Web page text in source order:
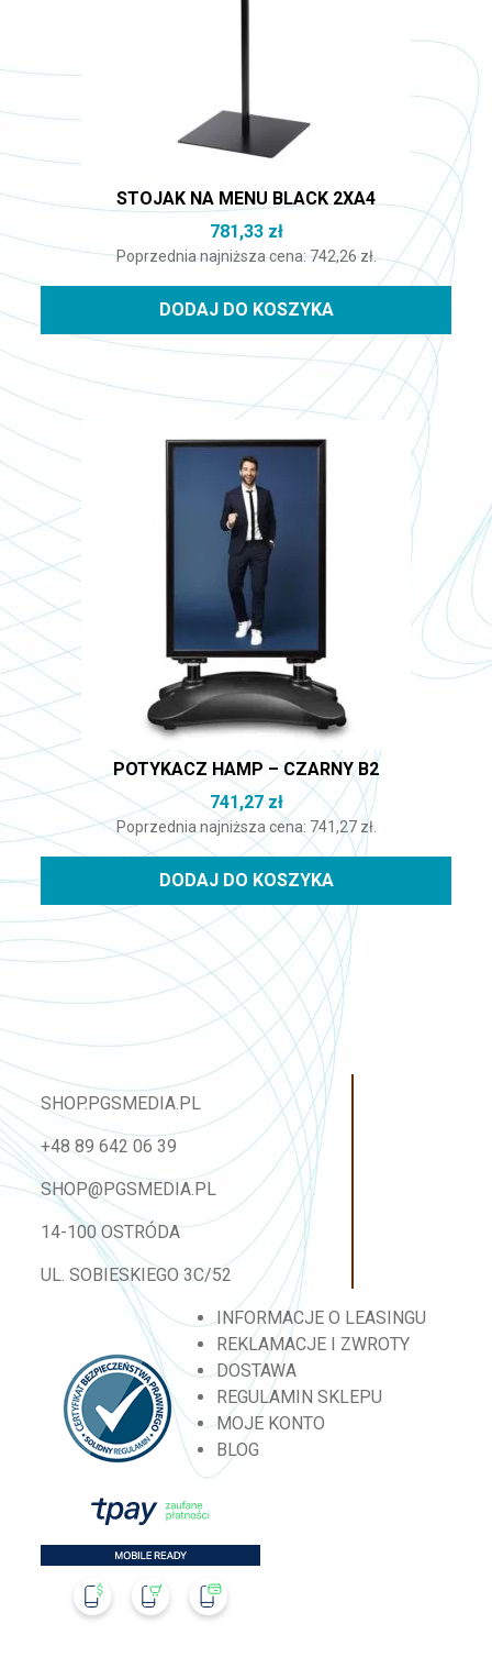
STOJAK NA MENU BLACK 2XA4
781,33 zł
Poprzednia najniższa cena:742,26 zł.
DODAJ DO KOSZYKA
POTYKACZ HAMP – CZARNY B2
741,27 zł
Poprzednia najniższa cena: 741,27 zł.
DODAJ DO KOSZYKA
SHOP.PGSMEDIA.PL
+48 89 642 06 39
SHOP@PGSMEDIA.PL
14-100 OSTRÓDA
UL. SOBIESKIEGO 3C/52
INFORMACJE O LEASINGU
REKLAMACJE I ZWROTY
DOSTAWA
REGULAMIN SKLEPU
MOJE KONTO
BLOG